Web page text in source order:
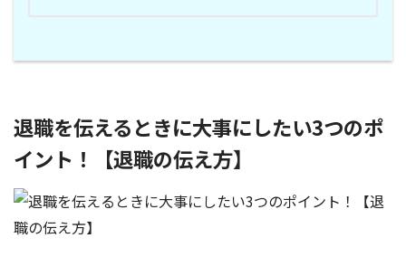
退職を伝えるときに大事にしたい3つのポ
イント！【退職の伝え方】